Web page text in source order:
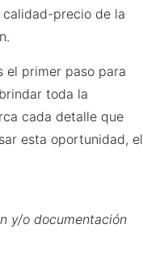
calidad-precio de la
el primer paso para
toda la
cada detalle que
esta oportunidad, el
y/o documentación